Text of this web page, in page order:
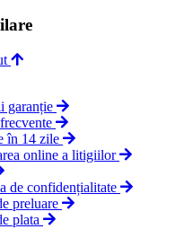
garanție
în 14 zile
online a litigiilor
de confidențialitate
preluare
plata